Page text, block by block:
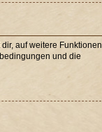
auf weitere Funktionen
und die